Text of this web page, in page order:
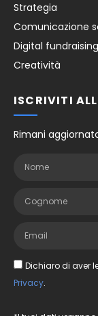
Strategia
Comunicazione
Digital
Creatività
ISCRIVITI
Rimani
Dichiaro di aver
Privacy